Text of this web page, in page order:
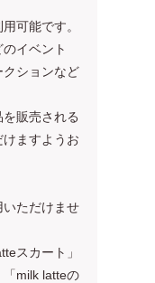
可能です。
イベント
ションなど
販売される
ますようお
いただけませ
スカート」
「milk latteの